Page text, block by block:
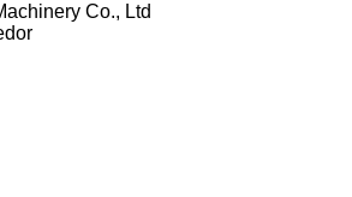
Co., Ltd